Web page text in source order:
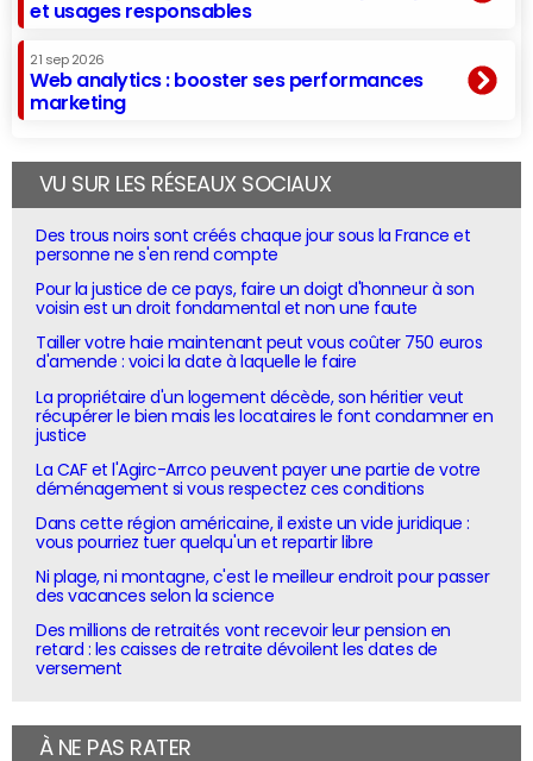
et usages responsables
21 sep 2026
Web analytics : booster ses performances
marketing
VU SUR LES RÉSEAUX SOCIAUX
Des trous noirs sont créés chaque jour sous la France et
personne ne s'en rend compte
Pour la justice de ce pays, faire un doigt d'honneur à son
voisin est un droit fondamental et non une faute
Tailler votre haie maintenant peut vous coûter 750 euros
d'amende : voici la date à laquelle le faire
La propriétaire d'un logement décède, son héritier veut
récupérer le bien mais les locataires le font condamner en
justice
La CAF et l'Agirc-Arrco peuvent payer une partie de votre
déménagement si vous respectez ces conditions
Dans cette région américaine, il existe un vide juridique :
vous pourriez tuer quelqu'un et repartir libre
Ni plage, ni montagne, c'est le meilleur endroit pour passer
des vacances selon la science
Des millions de retraités vont recevoir leur pension en
retard : les caisses de retraite dévoilent les dates de
versement
À NE PAS RATER